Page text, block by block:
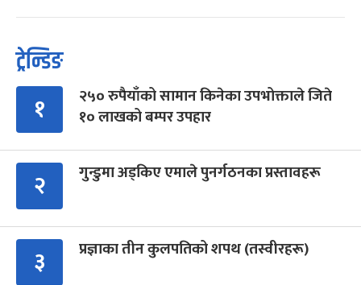
ट्रेन्डिङ
१
२५० रुपैयाँको सामान किनेका उपभोक्ताले जिते
१० लाखको बम्पर उपहार
२ गुन्डुमा अड्किए एमाले पुनर्गठनका प्रस्तावहरू
३ प्रज्ञाका तीन कुलपतिको शपथ (तस्वीरहरू)